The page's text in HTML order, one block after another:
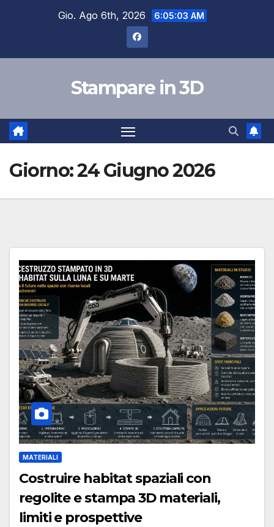
Gio. Ago 6th, 2026 6:05:04 AM
Stampare in 3D
Giorno:24 Giugno 2026
MATERIALI
Costruire habitat spaziali con
regolite e stampa 3D materiali,
limiti e prospettive